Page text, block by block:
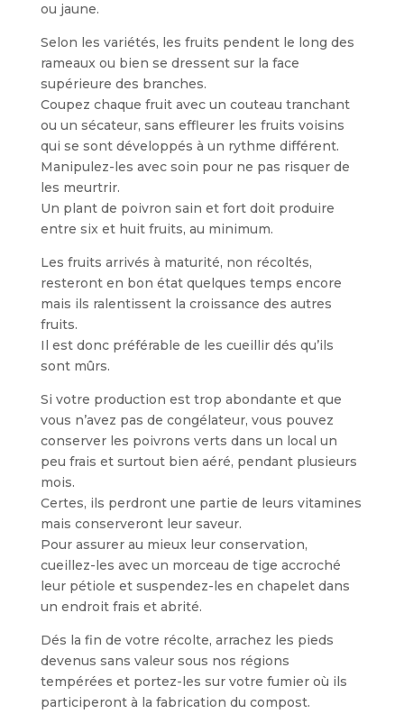
ou jaune.
Selon les variétés, les fruits pendent le long des
rameaux ou bien se dressent sur la face
supérieure des branches.
Coupez chaque fruit avec un couteau tranchant
ou un sécateur, sans effleurer les fruits voisins
qui se sont développés à un rythme différent.
Manipulez-les avec soin pour ne pas risquer de
les meurtrir.
Un plant de poivron sain et fort doit produire
entre six et huit fruits, au minimum.
Les fruits arrivés à maturité, non récoltés,
resteront en bon état quelques temps encore
mais ils ralentissent la croissance des autres
fruits.
Il est donc préférable de les cueillir dés qu’ils
sont mûrs.
Si votre production est trop abondante et que
vous n’avez pas de congélateur, vous pouvez
conserver les poivrons verts dans un local un
peu frais et surtout bien aéré, pendant plusieurs
mois.
Certes, ils perdront une partie de leurs vitamines
mais conserveront leur saveur.
Pour assurer au mieux leur conservation,
cueillez-les avec un morceau de tige accroché
leur pétiole et suspendez-les en chapelet dans
un endroit frais et abrité.
Dés la fin de votre récolte, arrachez les pieds
devenus sans valeur sous nos régions
tempérées et portez-les sur votre fumier où ils
participeront à la fabrication du compost.